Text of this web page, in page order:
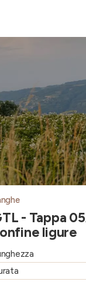
- Tappa
ligure